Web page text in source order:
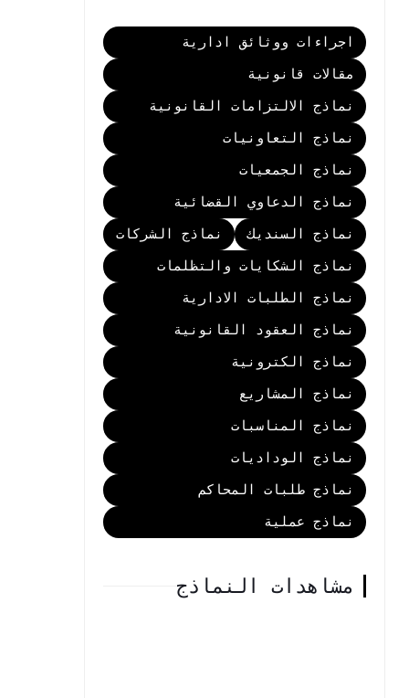
اجراءات ووثائق ادارية
مقالات قانونية
نماذج الالتزامات القانونية
نماذج التعاونيات
نماذج الجمعيات
نماذج الدعاوي القضائية
نماذج السنديك
نماذج الشركات
نماذج الشكايات والتظلمات
نماذج الطلبات الادارية
نماذج العقود القانونية
نماذج الكترونية
نماذج المشاريع
نماذج المناسبات
نماذج الوداديات
نماذج طلبات المحاكم
نماذج عملية
مشاهدات النماذج